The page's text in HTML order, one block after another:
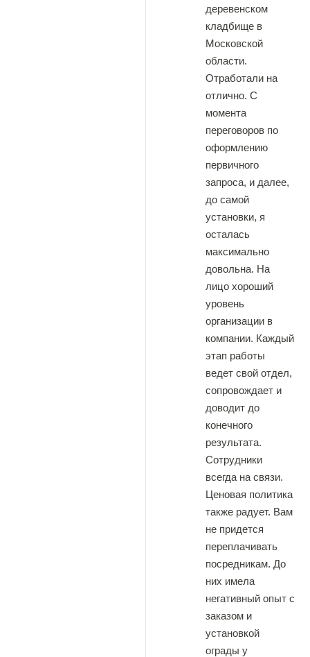
деревенском
кладбище в
Московской
области.
Отработали на
отлично. С
момента
переговоров по
оформлению
первичного
запроса, и далее,
до самой
установки, я
осталась
максимально
довольна. На
лицо хороший
уровень
организации в
компании. Каждый
этап работы
ведет свой отдел,
сопровождает и
доводит до
конечного
результата.
Сотрудники
всегда на связи.
Ценовая политика
также радует. Вам
не придется
переплачивать
посредникам. До
них имела
негативный опыт с
заказом и
установкой
ограды у